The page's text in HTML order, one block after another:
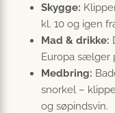
Skygge:
kl. 10 og igen
Mad & drikke:
Europa sælger
Medbring:
snorkel –
og søpindsvin.